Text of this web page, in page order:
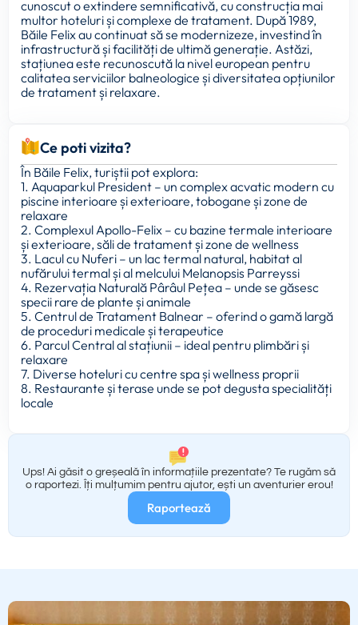
cunoscut o extindere semnificativă, cu construcția mai
multor hoteluri și complexe de tratament. După 1989,
Băile Felix au continuat să se modernizeze, investind în
infrastructură și facilități de ultimă generație. Astăzi,
stațiunea este recunoscută la nivel european pentru
calitatea serviciilor balneologice și diversitatea opțiunilor
de tratament și relaxare.
Ce poti vizita?
În Băile Felix, turiștii pot explora:
1. Aquaparkul President – un complex acvatic modern cu
piscine interioare și exterioare, tobogane și zone de
relaxare
2. Complexul Apollo-Felix – cu bazine termale interioare
și exterioare, săli de tratament și zone de wellness
3. Lacul cu Nuferi – un lac termal natural, habitat al
nufărului termal și al melcului Melanopsis Parreyssi
4. Rezervația Naturală Pârâul Pețea – unde se găsesc
specii rare de plante și animale
5. Centrul de Tratament Balnear – oferind o gamă largă
de proceduri medicale și terapeutice
6. Parcul Central al stațiunii – ideal pentru plimbări și
relaxare
7. Diverse hoteluri cu centre spa și wellness proprii
8. Restaurante și terase unde se pot degusta specialități
locale
Ups! Ai găsit o greșeală în informațiile prezentate? Te rugăm să
o raportezi. Îți mulțumim pentru ajutor, ești un aventurier erou!
Raportează